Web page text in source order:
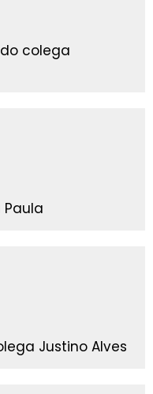
colega
Paula
Justino Alves